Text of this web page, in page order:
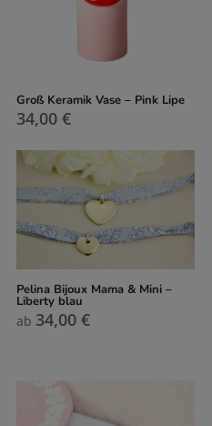
Groß Keramik Vase – Pink Lipe
34,00 €
Pelina Bijoux Mama & Mini –
Liberty blau
ab 34,00 €